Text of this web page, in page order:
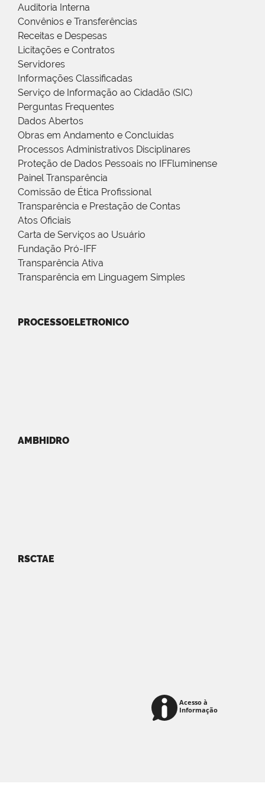
Auditoria Interna
Convênios e Transferências
Receitas e Despesas
Licitações e Contratos
Servidores
Informações Classificadas
Serviço de Informação ao Cidadão (SIC)
Perguntas Frequentes
Dados Abertos
Obras em Andamento e Concluídas
Processos Administrativos Disciplinares
Proteção de Dados Pessoais no IFFluminense
Painel Transparência
Comissão de Ética Profissional
Transparência e Prestação de Contas
Atos Oficiais
Carta de Serviços ao Usuário
Fundação Pró-IFF
Transparência Ativa
Transparência em Linguagem Simples
PROCESSOELETRONICO
AMBHIDRO
RSCTAE